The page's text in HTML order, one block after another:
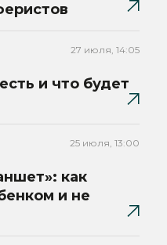
27 июля, 14:05
и что будет
25 июля, 13:00
как
и не